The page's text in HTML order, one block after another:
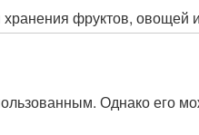
фруктов, овощей
Однако его